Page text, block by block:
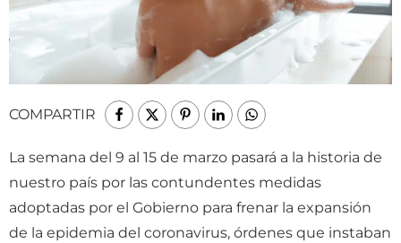
COMPARTIR
La semana del 9 al 15 de marzo pasará a la historia de
nuestro país por las contundentes medidas
adoptadas por el Gobierno para frenar la expansión
de la epidemia del coronavirus, órdenes que instaban